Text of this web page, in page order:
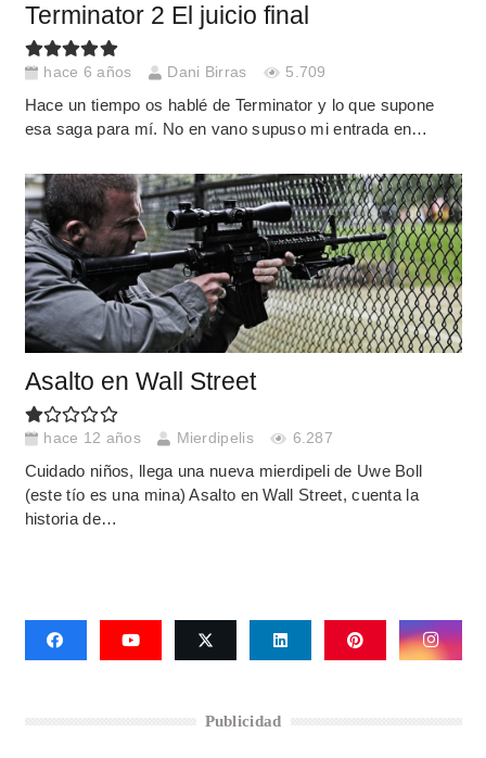
Terminator 2 El juicio final
hace 6 años Dani Birras 5.709
Hace un tiempo os hablé de Terminator y lo que supone
esa saga para mí. No en vano supuso mi entrada en…
Asalto en Wall Street
hace 12 años Mierdipelis 6.287
Cuidado niños, llega una nueva mierdipeli de Uwe Boll
(este tío es una mina) Asalto en Wall Street, cuenta la
historia de…
Publicidad